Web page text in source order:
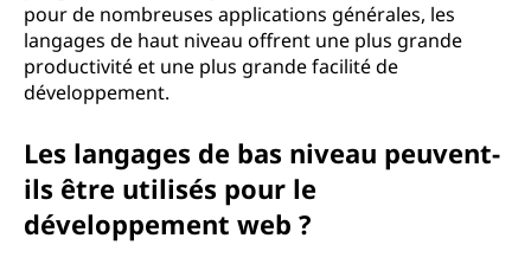
pour de nombreuses applications générales, les
langages de haut niveau offrent une plus grande
productivité et une plus grande facilité de
développement.
Les langages de bas niveau peuvent-
ils être utilisés pour le
développement web ?